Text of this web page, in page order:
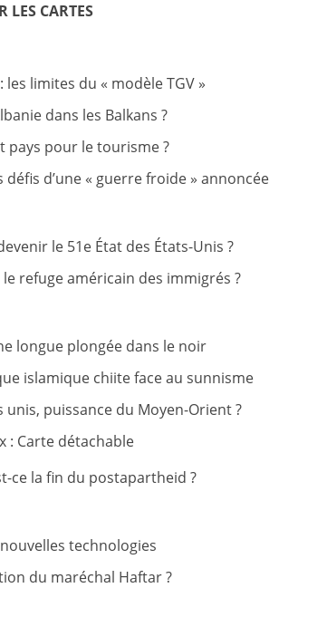
LES CARTES
les limites du « modèle TGV »
dans les Balkans ?
pays pour le tourisme ?
défis d’une « guerre froide » annoncée
le 51e État des États-Unis ?
refuge américain des immigrés ?
longue plongée dans le noir
islamique chiite face au sunnisme
unis, puissance du Moyen-Orient ?
: Carte détachable
ce la fin du postapartheid ?
technologies
du maréchal Haftar ?